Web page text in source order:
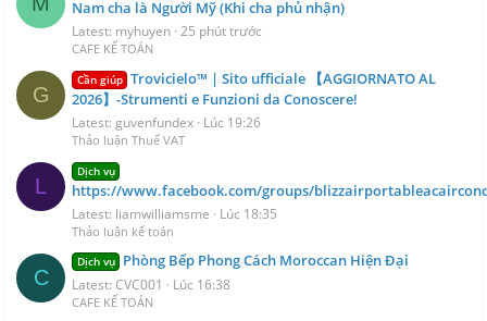
Nam cha là Người Mỹ (Khi cha phủ nhận)
Latest: myhuyen 25 phút trước
CAFE KẾ TOÁN
G
Cần giúp Trovicielo™ | Sito ufficiale 【AGGIORNATO AL
2026】-Strumenti e Funzioni da Conoscere!
Latest: guvenfundex Lúc 19:26
Thảo luận Thuế VAT
L
Dịch vụ
https://www.facebook.com/groups/
Latest: liamwilliamsme Lúc 18:35
Thảo luận kế toán
C
Dịch vụ Phòng Bếp Phong Cách Moroccan Hiện Đại
Latest: CVC001 Lúc 16:38
CAFE KẾ TOÁN